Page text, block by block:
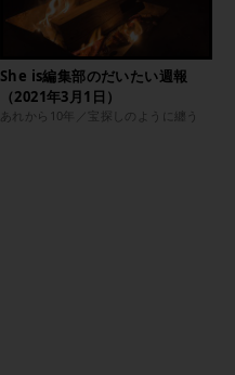
She is編集部のだいたい週報
（2021年3月1日）
あれから10年／宝探しのように纏う